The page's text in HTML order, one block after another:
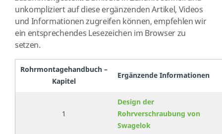
unkompliziert auf diese ergänzenden Artikel, Videos
und Informationen zugreifen können, empfehlen wir
ein entsprechendes Lesezeichen im Browser zu
setzen.
Rohrmontagehandbuch –
Kapitel
Ergänzende Informationen
1
Design der
Rohrverschraubung von
Swagelok